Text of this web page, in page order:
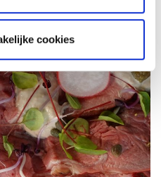
cookies